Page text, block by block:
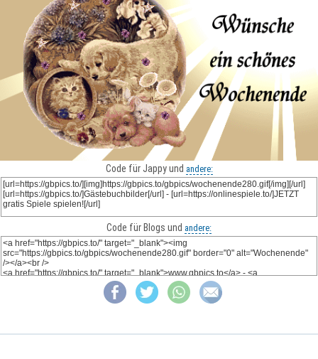
Code für Jappy und andere:
Code für Blogs und andere: